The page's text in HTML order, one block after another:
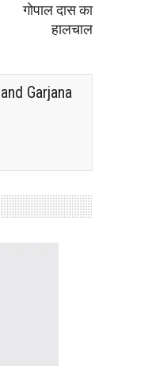
गोपाल दास का
हालचाल
Garjana